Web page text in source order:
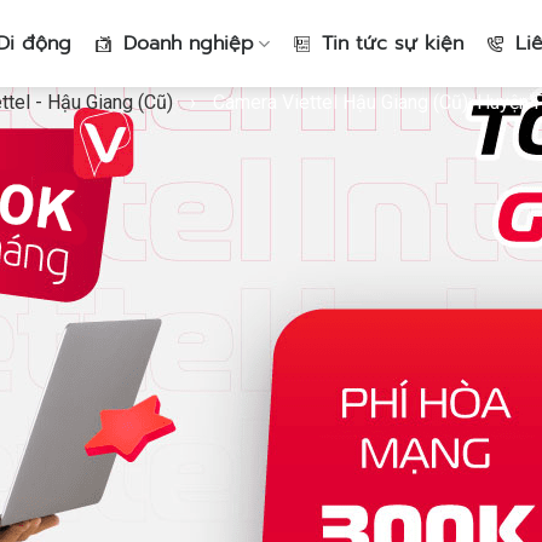
động Doanh nghiệp Tin tức sự kiện
- Hậu Giang (Cũ) › Camera Viettel Hậu Giang (Cũ): Huyện